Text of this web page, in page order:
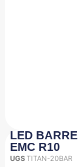
LED
EMC R10
UGSTITAN-20BAR